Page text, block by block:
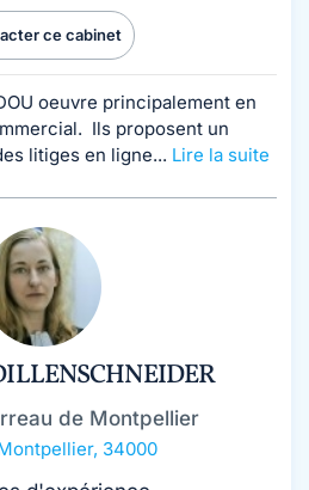
ce cabinet
oeuvre principalement en
Ils proposent un
litiges en ligne... Lire la suite
de Montpellier
34000